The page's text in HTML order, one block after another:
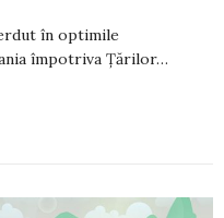
în optimile
împotriva Țărilor…